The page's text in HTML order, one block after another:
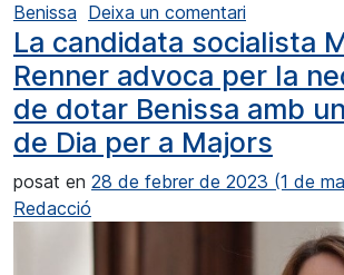
Benissa Deixa un comentari
La candidata socialista
Renner advoca per la
de dotar Benissa amb
de Dia per a Majors
posat en 28 de febrer de 2023 (1 de
Redacció